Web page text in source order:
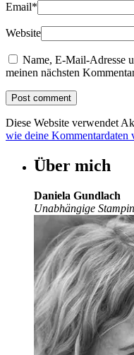
Email*
Website
Name, E-Mail-Adresse
meinen nächsten
Diese Website verwendet
wie deine Kommentardaten
Über mich
Daniela Gundlach
Unabhängige